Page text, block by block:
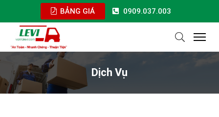
BẢNG GIÁ 0909.037.003
Dịch Vụ